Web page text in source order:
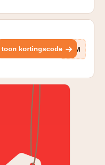
toon kortingscode 8FM